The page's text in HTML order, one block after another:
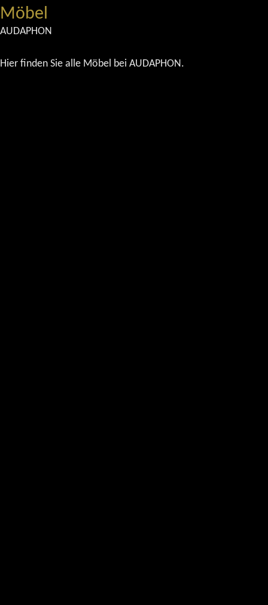
Möbel
AUDAPHON
Hier finden Sie alle Möbel bei AUDAPHON.